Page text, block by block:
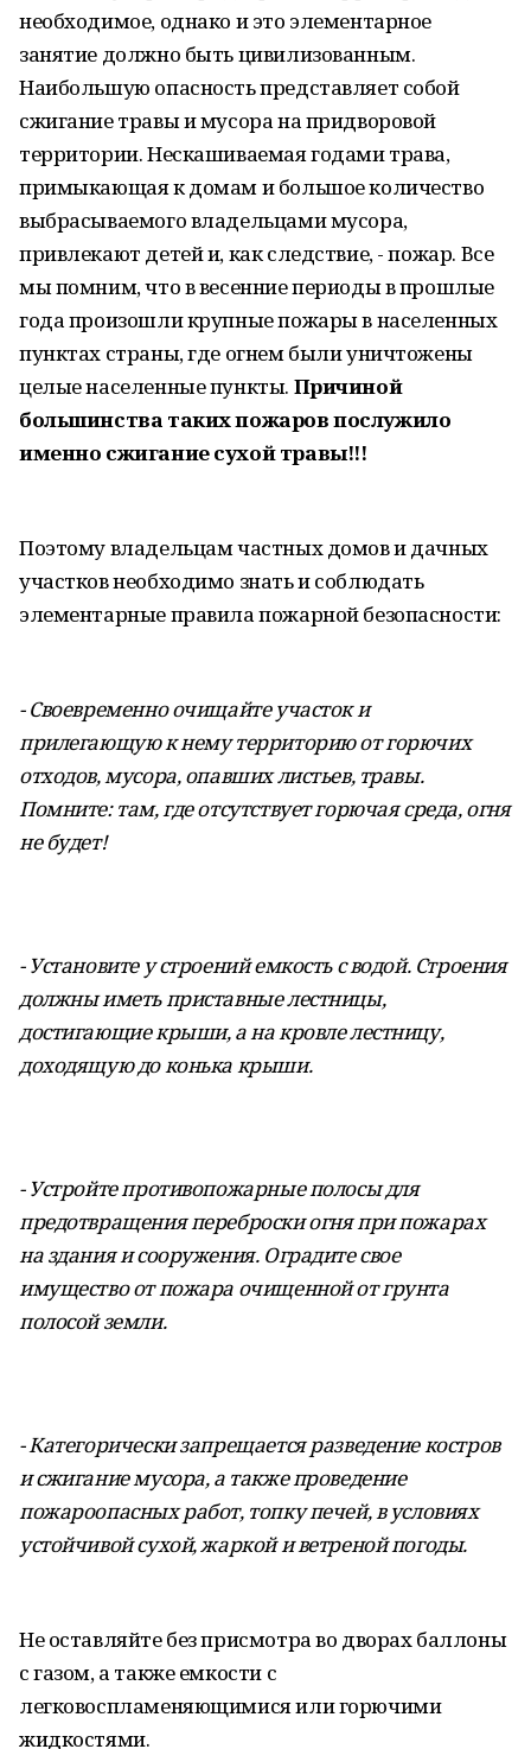
необходимое, однако и это элементарное
занятие должно быть цивилизованным.
Наибольшую опасность представляет собой
сжигание травы и мусора на придворовой
территории. Нескашиваемая годами трава,
примыкающая к домам и большое количество
выбрасываемого владельцами мусора,
привлекают детей и, как следствие, - пожар. Все
мы помним, что в весенние периоды в прошлые
года произошли крупные пожары в населенных
пунктах страны, где огнем были уничтожены
целые населенные пункты. Причиной
большинства таких пожаров послужило
именно сжигание сухой травы!!!
Поэтому владельцам частных домов и дачных
участков необходимо знать и соблюдать
элементарные правила пожарной безопасности:
- Своевременно очищайте участок и
прилегающую к нему территорию от горючих
отходов, мусора, опавших листьев, травы.
Помните: там, где отсутствует горючая среда, огня
не будет!
- Установите у строений емкость с водой. Строения
должны иметь приставные лестницы,
достигающие крыши, а на кровле лестницу,
доходящую до конька крыши.
- Устройте противопожарные полосы для
предотвращения переброски огня при пожарах
на здания и сооружения. Оградите свое
имущество от пожара очищенной от грунта
полосой земли.
- Категорически запрещается разведение костров
и сжигание мусора, а также проведение
пожароопасных работ, топку печей, в условиях
устойчивой сухой, жаркой и ветреной погоды.
Не оставляйте без присмотра во дворах баллоны
с газом, а также емкости с
легковоспламеняющимися или горючими
жидкостями.